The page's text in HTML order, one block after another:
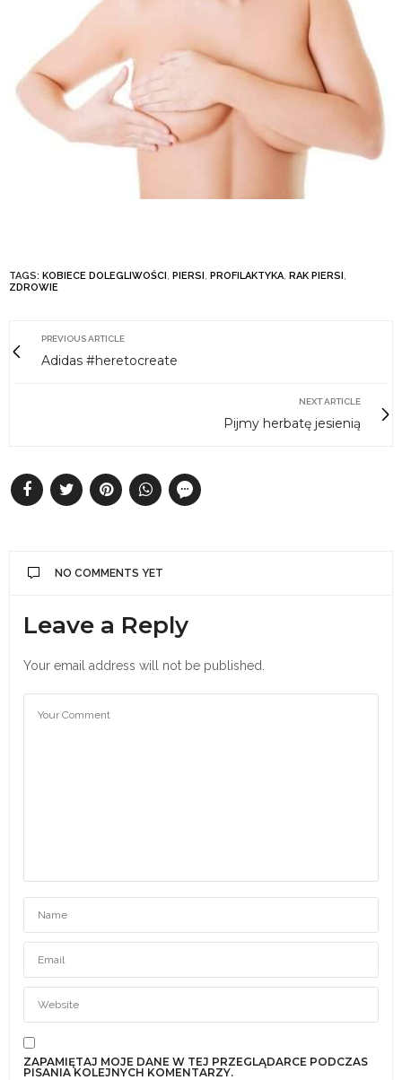
TAGS: KOBIECE DOLEGLIWOŚCI, PIERSI, PROFILAKTYKA, RAK PIERSI,
ZDROWIE
PREVIOUS ARTICLE
Adidas #heretocreate
NEXT ARTICLE
Pijmy herbatę jesienią
NO COMMENTS YET
Leave a Reply
Your email address will not be published.
ZAPAMIĘTAJ MOJE DANE W TEJ PRZEGLĄDARCE PODCZAS
PISANIA KOLEJNYCH KOMENTARZY.